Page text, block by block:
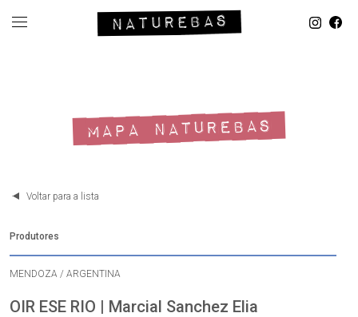
MAPA NATUREBAS
Voltar para a lista
Produtores
MENDOZA / ARGENTINA
OIR ESE RIO | Marcial Sanchez Elia